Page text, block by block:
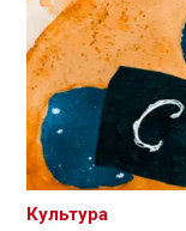
Культура